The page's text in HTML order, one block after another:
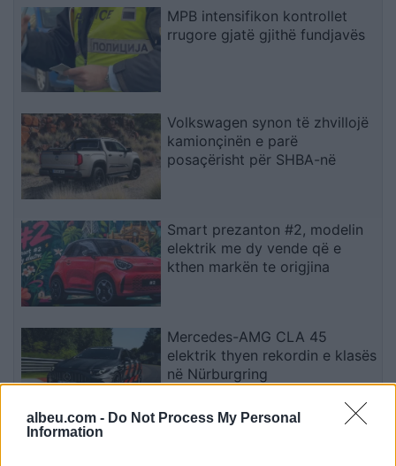
albeu.com - Do Not Process My Personal
Information
MPB intensifikon kontrollet
rrugore gjatë gjithë fundjavës
Volkswagen synon të zhvillojë
kamionçinën e parë
posaçërisht për SHBA-në
Smart prezanton #2, modelin
elektrik me dy vende që e
kthen markën te origjina
Mercedes-AMG CLA 45
elektrik thyen rekordin e klasës
në Nürburgring